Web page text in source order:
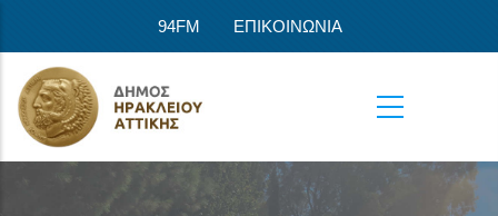
94FM ΕΠΙΚΟΙΝΩΝΙΑ